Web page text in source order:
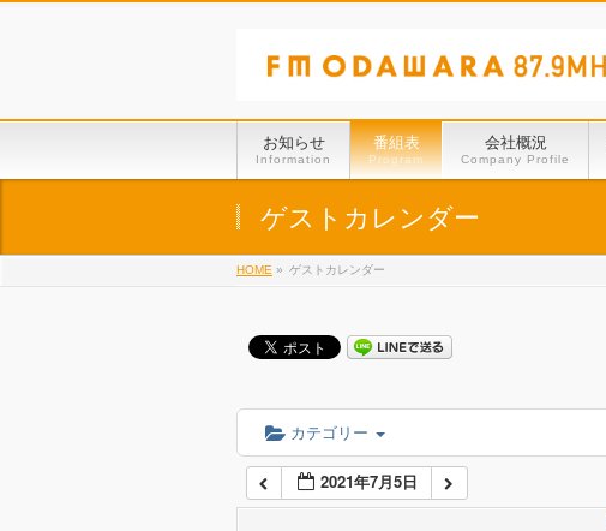
お知らせ
Information
番組表
Program
会社概況
Company Profile
ゲストカレンダー
HOME » ゲストカレンダー
カテゴリー
2021年7月5日
01:00
02:00
03:00
04:00
05:00
06:00
07:00